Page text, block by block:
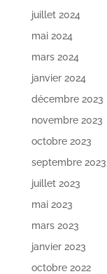
juillet 2024
mai 2024
mars 2024
janvier 2024
décembre 2023
novembre 2023
octobre 2023
septembre 2023
juillet 2023
mai 2023
mars 2023
janvier 2023
octobre 2022